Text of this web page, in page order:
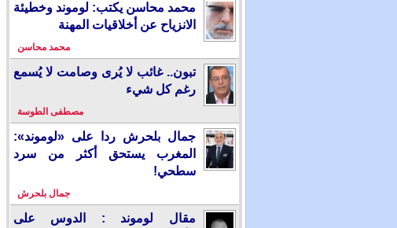
محمد محاسن يكتب: لوموند وخطيئة
الانزياح عن أخلاقيات المهنة
محمد محاسن
تبون.. غائب لا يُرى وصامت لا يُسمع
رغم كل شيء
مصطفى الطوسة
جمال بلحرش ردا على «لوموند»:
المغرب يستحق أكثر من سرد
سطحي!
جمال بلحرش
مقال لوموند : الدوس على